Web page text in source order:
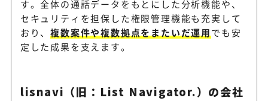
す。全体の通話データをもとにした分析機能や、
セキュリティを担保した権限管理機能も充実して
おり、複数案件や複数拠点をまたいだ運用でも安
定した成果を支えます。
lisnavi（旧：List Navigator.）の会社